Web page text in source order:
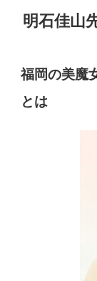
明石佳山
福岡の美魔
とは